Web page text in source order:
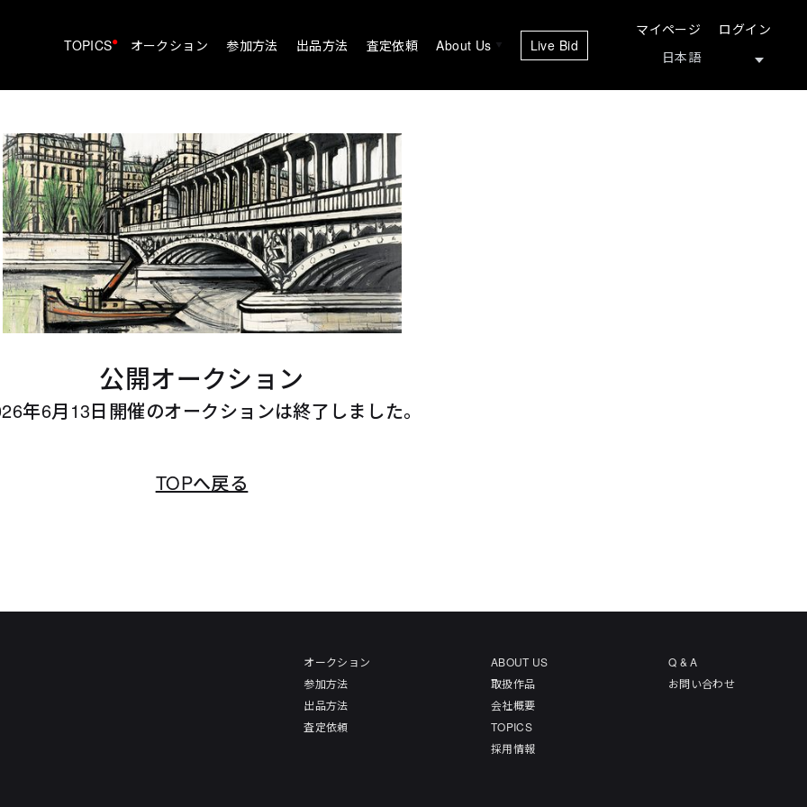
TOPICS• オークション 参加方法 出品方法 査定依頼 About Us Live Bid
マイページ ログイン
公開オークション
年6月13日開催のオークションは終了しました。
TOPへ戻る
オークション
参加方法
出品方法
査定依頼
ABOUT US
取扱作品
会社概要
TOPICS
採用情報
Q & A
お問い合わせ